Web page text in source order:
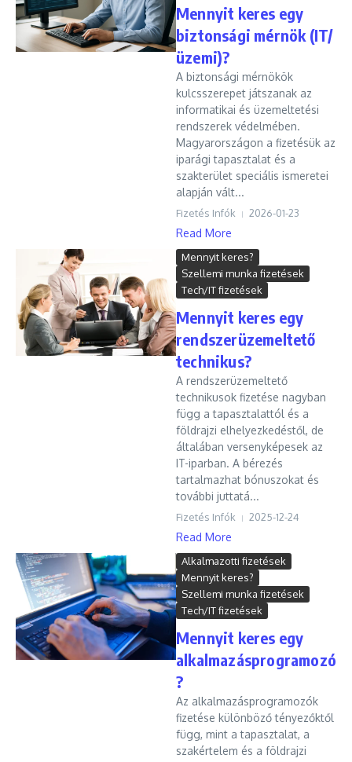
Mennyit keres egy
biztonsági mérnök (IT/
üzemi)?
A biztonsági mérnökök
kulcsszerepet játszanak az
informatikai és üzemeltetési
rendszerek védelmében.
Magyarországon a fizetésük az
iparági tapasztalat és a
szakterület speciális ismeretei
alapján vált...
Fizetés Infók 2026-01-23
Read More
Mennyit keres?
Szellemi munka fizetések
Tech/IT fizetések
Mennyit keres egy
rendszerüzemeltető
technikus?
A rendszerüzemeltető
technikusok fizetése nagyban
függ a tapasztalattól és a
földrajzi elhelyezkedéstől, de
általában versenyképesek az
IT-iparban. A bérezés
tartalmazhat bónuszokat és
további juttatá...
Fizetés Infók 2025-12-24
Read More
Alkalmazotti fizetések
Mennyit keres?
Szellemi munka fizetések
Tech/IT fizetések
Mennyit keres egy
alkalmazásprogramozó
?
Az alkalmazásprogramozók
fizetése különböző tényezőktől
függ, mint a tapasztalat, a
szakértelem és a földrajzi